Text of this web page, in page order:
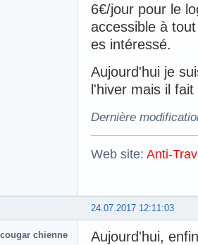
6€/jour pour le
accessible à
es intéressé.
Aujourd'hui je
l'hiver mais il
Dernière
Web site: Anti-
24.07.2017 12:11:03
chienne
Aujourd'hui,